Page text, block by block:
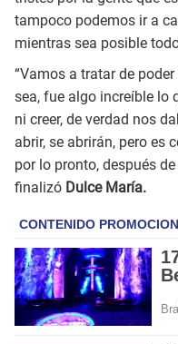
tampoco podemos ir a
mientras sea posible
“Vamos a tratar de
sea, fue algo increíble lo
ni creer, de verdad nos
abrir, se abrirán, pero es
por lo pronto, después
finalizó Dulce María.